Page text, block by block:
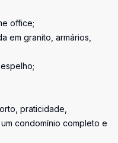
office;
em granito, armários,
praticidade,
condomínio completo e